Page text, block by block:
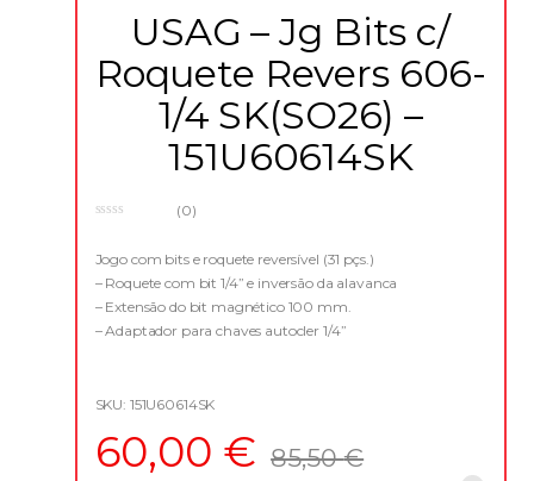
USAG – Jg Bits c/
Roquete Revers 606-
1/4 SK(SO26) –
151U60614SK
u
o
(0)
Jogo com bits e roquete reversível (31 pçs.)
– Roquete com bit 1/4” e inversão da alavanca
– Extensão do bit magnético 100 mm.
– Adaptador para chaves autocler 1/4”
SKU: 151U60614SK
60,00 € 85,50€